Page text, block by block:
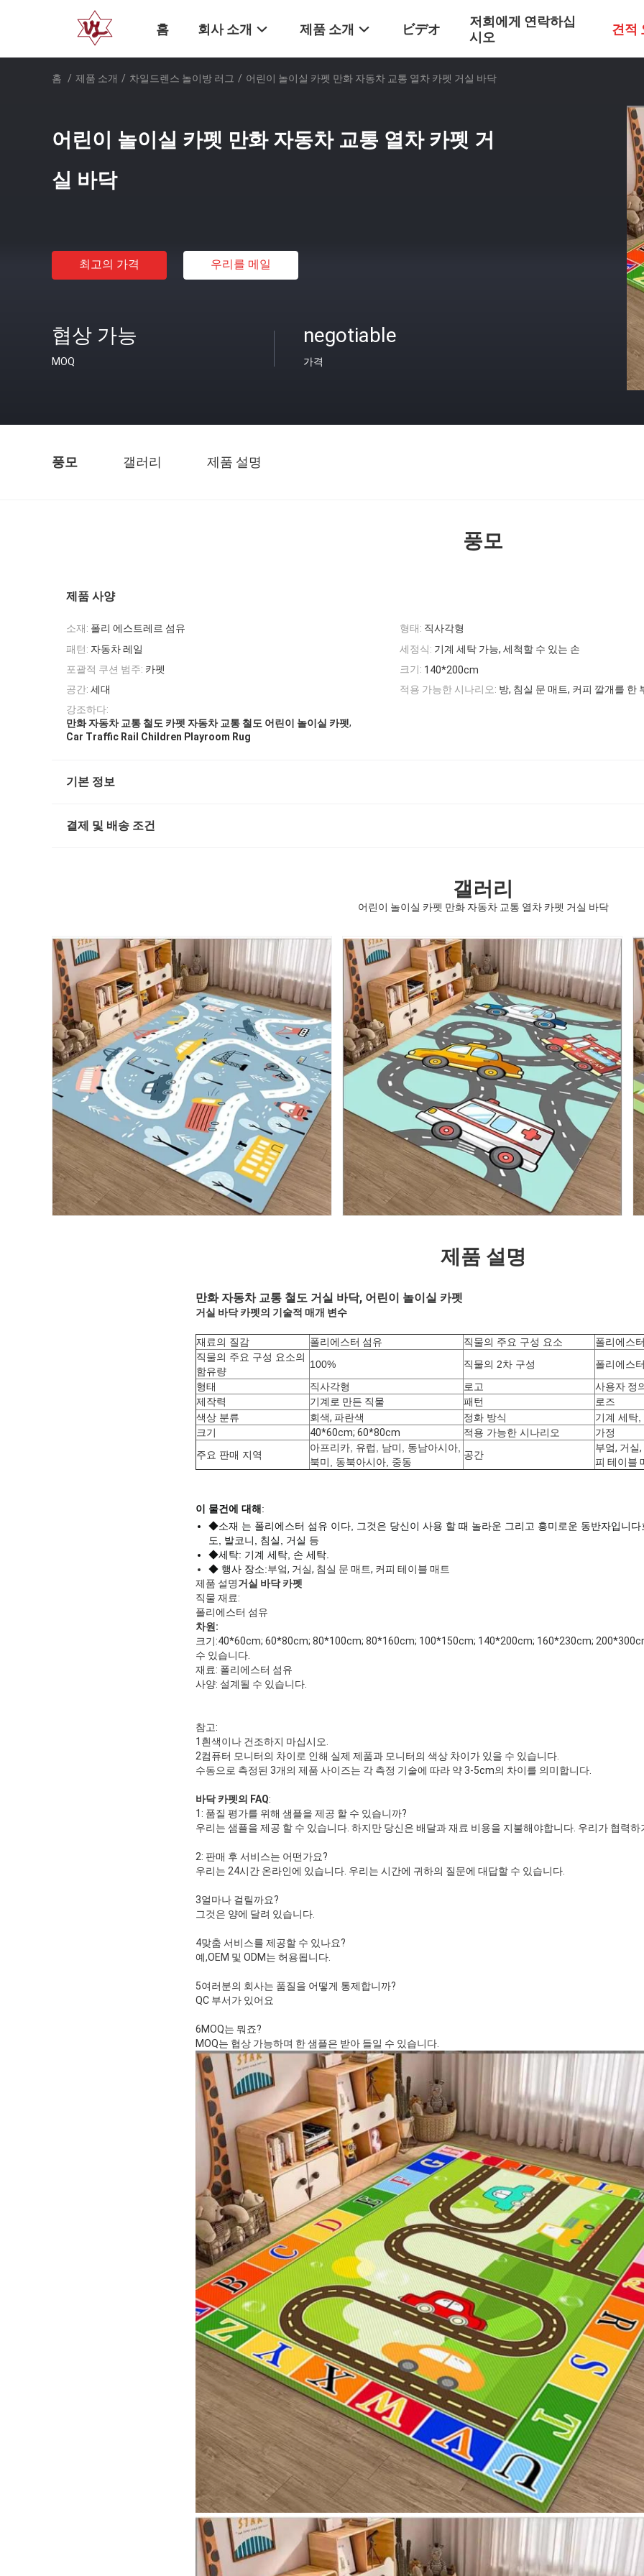
홈 회사 소개 제품 소개 ビデオ
저희에게 연락하십
시오
견적
홈 / 제품 소개 / 차일드렌스 놀이방 러그 / 어린이 놀이실 카펫 만화 자동차 교통 열차 카펫 거실 바닥
어린이 놀이실 카펫 만화 자동차 교통 열차 카펫 거
실 바닥
최고의 가격 우리를 메일
협상 가능
MOQ
negotiable
가격
풍모 갤러리 제품 설명
풍모
제품 사양
소재: 폴리 에스트레르 섬유 형태: 직사각형
패턴: 자동차 레일 세정식: 기계 세탁 가능, 세척할 수 있는 손
포괄적 쿠션 범주: 카펫 크기: 140*200cm
공간: 세대 적용 가능한 시나리오: 방, 침실 문 매트, 커피 깔개를 한
강조하다:
만화 자동차 교통 철도 카펫 자동차 교통 철도 어린이 놀이실 카펫,
Car Traffic Rail Children Playroom Rug
기본 정보
결제 및 배송 조건
갤러리
어린이 놀이실 카펫 만화 자동차 교통 열차 카펫 거실 바닥
제품 설명
만화 자동차 교통 철도 거실 바닥, 어린이 놀이실 카펫
거실 바닥 카펫의 기술적 매개 변수
재료의 질감 폴리에스터 섬유 직물의 주요 구성 요소
폴리에스
직물의 주요 구성 요소의
함유량
100% 직물의 2차 구성
폴리에스
형태
직사각형 로고
사용자 정
제작력
기계로 만든 직물 패턴
로즈
색상 분류
회색, 파란색 정화 방식
기계 세탁,
크기
40*60cm; 60*80cm 적용 가능한 시나리오
가정
주요 판매 지역
아프리카, 유럽, 남미, 동남아시아,
북미, 동북아시아, 중동
공간
부엌, 거실
피 테이블
이 물건에 대해 :
◆소재 는 폴리에스터 섬유 이다 , 그것은 당신이 사용 할 때 놀라운 그리고 흥미로운 동반자입니다
도, 발코니, 침실, 거실 등
◆세탁: 기계 세탁, 손 세탁.
◆ 행사 장소:부엌, 거실, 침실 문 매트, 커피 테이블 매트
제품 설명거실 바닥 카펫
직물 재료:
폴리에스터 섬유
차원:
크기:40*60cm; 60*80cm; 80*100cm; 80*160cm; 100*150cm; 140*200cm; 160*230cm;
수 있습니다.
재료: 폴리에스터 섬유
사양: 설계될 수 있습니다.
참고:
1흰색이나 건조하지 마십시오.
2컴퓨터 모니터의 차이로 인해 실제 제품과 모니터의 색상 차이가 있을 수 있습니다.
수동으로 측정된 3개의 제품 사이즈는 각 측정 기술에 따라 약 3-5cm의 차이를 의미합니다.
바닥 카펫의 FAQ:
1: 품질 평가를 위해 샘플을 제공 할 수 있습니까?
우리는 샘플을 제공 할 수 있습니다. 하지만 당신은 배달과 재료 비용을 지불해야합니다. 우리가 협력
2: 판매 후 서비스는 어떤가요?
우리는 24시간 온라인에 있습니다. 우리는 시간에 귀하의 질문에 대답할 수 있습니다.
3얼마나 걸릴까요?
그것은 양에 달려 있습니다.
4맞춤 서비스를 제공할 수 있나요?
예,OEM 및 ODM는 허용됩니다.
5여러분의 회사는 품질을 어떻게 통제합니까?
QC 부서가 있어요
6MOQ는 뭐죠?
MOQ는 협상 가능하며 한 샘플은 받아 들일 수 있습니다.